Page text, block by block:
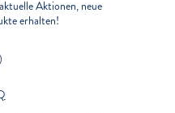
Aktionen, neue
erhalten!